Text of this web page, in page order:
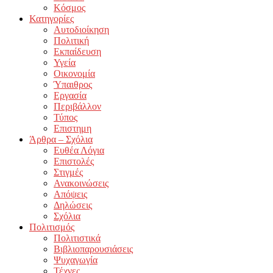
Κόσμος
Κατηγορίες
Αυτοδιοίκηση
Πολιτική
Εκπαίδευση
Υγεία
Οικονομία
Ύπαιθρος
Εργασία
Περιβάλλον
Τύπος
Επιστημη
Άρθρα – Σχόλια
Ευθέα Λόγια
Επιστολές
Στιγμές
Ανακοινώσεις
Απόψεις
Δηλώσεις
Σχόλια
Πολιτισμός
Πολιτιστικά
Βιβλιοπαρουσιάσεις
Ψυχαγωγία